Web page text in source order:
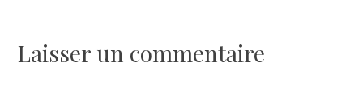
l’article
Laisser un commentaire